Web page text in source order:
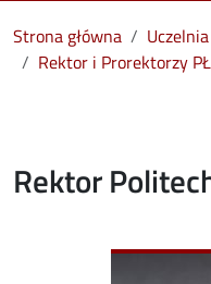
Strona główna Uczelnia
Rektor i Prorektorzy PŁ
Rektor